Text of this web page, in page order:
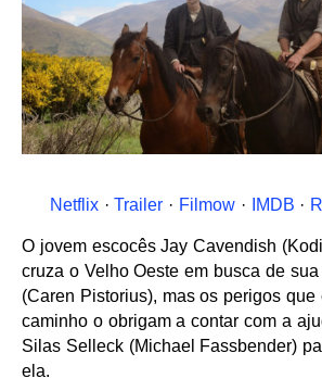
Netflix·Trailer · Filmow · IMDB ·
O jovem escocês Jay Cavendish
cruza o Velho Oeste em busca de
(Caren Pistorius), mas os perigos
caminho o obrigam a contar com a
Silas Selleck (Michael Fassbender)
ela.